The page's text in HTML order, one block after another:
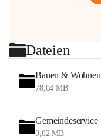
Dateien
Bauen & Wohnen
78,04 MB
Gemeindeservice
0,82 MB